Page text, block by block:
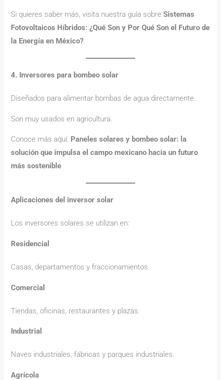
Si quieres saber más, visita nuestra guía sobreSistemas
Fotovoltaicos Híbridos: ¿Qué Son y Por Qué Son el Futuro de
la Energía en México?.
4. Inversores para bombeo solar
Diseñados para alimentar bombas de agua directamente.
Son muy usados en agricultura.
Conoce más aquí: Paneles solares y bombeo solar: la
solución que impulsa el campo mexicano hacia un futuro
más sostenible
Aplicaciones del inversor solar
Los inversores solares se utilizan en:
Residencial
Casas, departamentos y fraccionamientos.
Comercial
Tiendas, oficinas, restaurantes y plazas.
Industrial
Naves industriales, fábricas y parques industriales.
Agrícola